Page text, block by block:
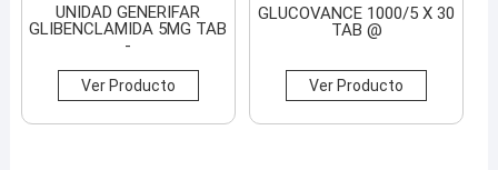
UNIDAD GENERIFAR
GLIBENCLAMIDA 5MG TAB
-
Ver Producto
GLUCOVANCE 1000/5 X 30
TAB @
Ver Producto